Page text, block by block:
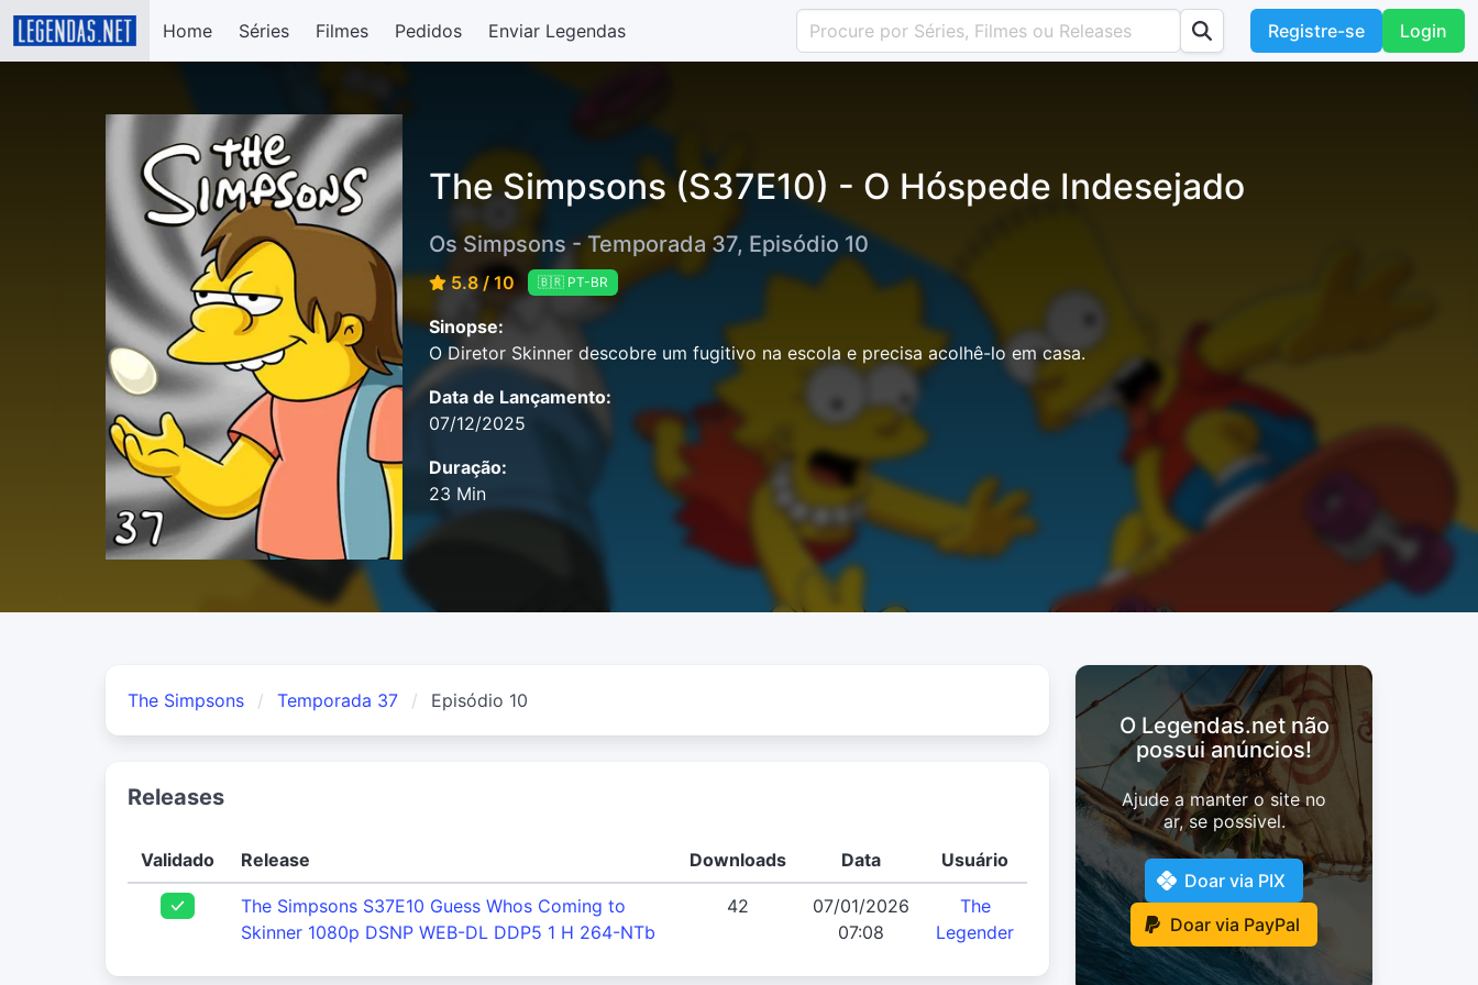
Home Séries Filmes Pedidos Enviar Legendas Registre-se Login
The Simpsons (S37E10) - O Hóspede Indesejado
Os Simpsons - Temporada 37, Episódio 10
5.8 / 10 🇧🇷 PT-BR
Sinopse:
O Diretor Skinner descobre um fugitivo na escola e precisa acolhê-lo em casa.
Data de Lançamento:
07/12/2025
Duração:
23 Min
The Simpsons Temporada 37 Episódio 10
Releases
Validado Release Downloads Data Usuário
The Simpsons S37E10 Guess Whos Coming to
Skinner 1080p DSNP WEB-DL DDP5 1 H 264-NTb
42
07/01/2026
07:08
The
Legender
O Legendas.net não
possui anúncios!
Ajude a manter o site no
ar, se possivel.
Doar via PIX
Doar via PayPal